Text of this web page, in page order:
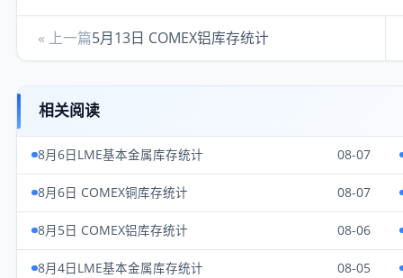
« 上一篇5月13日 COMEX铝库存统计
相关阅读
8月6日LME基本金属库存统计 08-07
8月6日 COMEX铜库存统计 08-07
8月5日 COMEX铝库存统计 08-06
8月4日LME基本金属库存统计 08-05